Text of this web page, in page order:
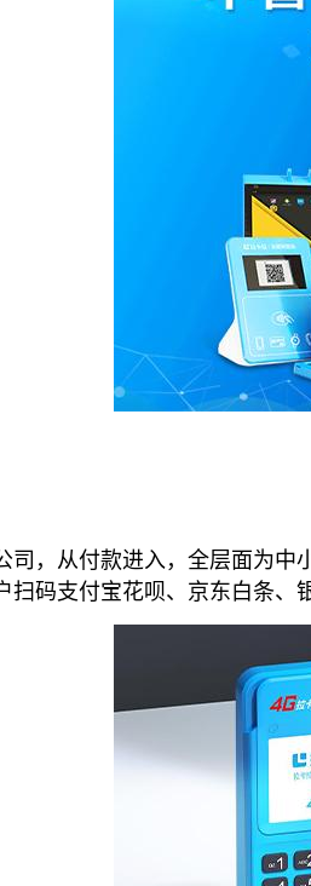
从付款进入，全层面为中
码支付宝花呗、京东白条、